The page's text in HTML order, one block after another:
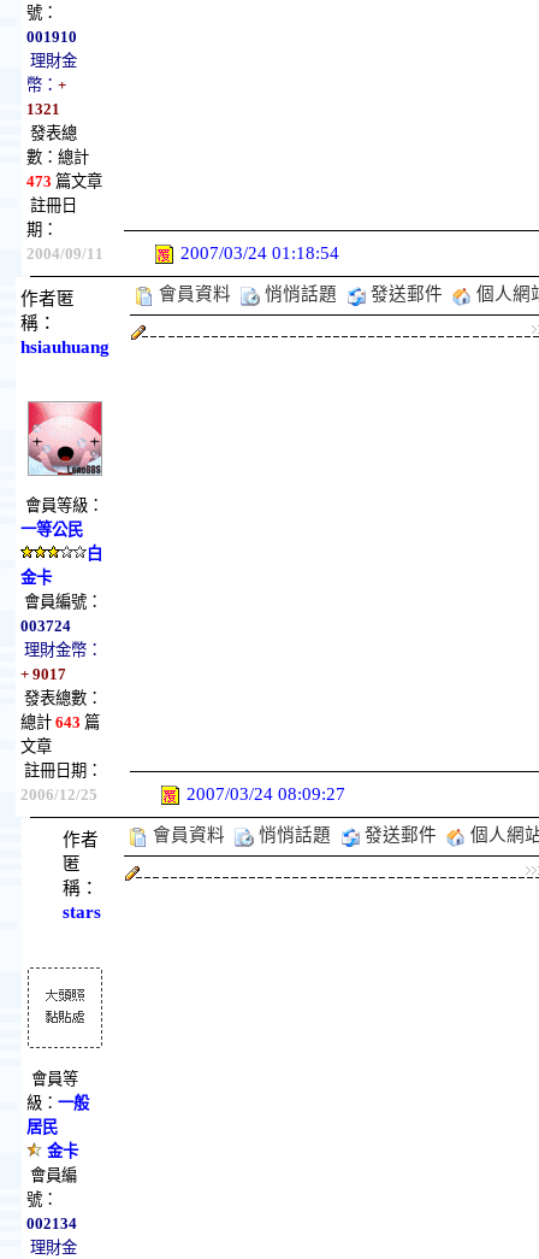
號：
001910
理財金
幣： +
1321
發表總
數：總計
473 篇文章
註冊日
期：
2004/09/11
2007/03/24 01:18:54
作者匿
稱：
hsiauhuang
會員等級：
一等公民
白
金卡
會員編號：
003724
理財金幣：
+ 9017
發表總數：
總計 643 篇
文章
註冊日期：
2006/12/25
會員資料 悄悄話題 發送郵件 個人網
2007/03/24 08:09:27
作者
匿
稱：
stars
會員等
級： 一般
居民
金卡
會員編
號：
002134
理財金
會員資料 悄悄話題 發送郵件 個人網